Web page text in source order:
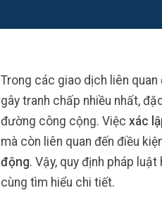
Trong các giao dịch liên quan
gây tranh chấp nhiều nhất,
đường công cộng. Việc xác
mà còn liên quan đến điều
động. Vậy, quy định pháp
cùng tìm hiểu chi tiết.